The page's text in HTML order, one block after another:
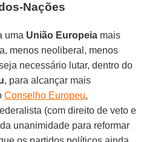
Nações
uma União Europeia mais
menos neoliberal, menos
necessário lutar, dentro do
, para alcançar mais
Conselho Europeu,
(com direito de veto e
unanimidade para reformar